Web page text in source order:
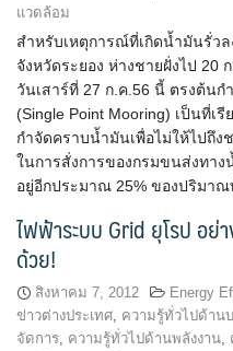
แวดล้อม
สำหรับเหตุการณ์ที่เกิดน้ำมันรั่วล
จังหวัดระยอง ห่างชายฝั่งไป 20
วันเสาร์ที่ 27 ก.ค.56 นี้ ตรงต้นก
(Single Point Mooring) เป็นที่เ
กำจัดคราบน้ำมันเพื่อไม่ให้ไปถึ
ในการสั่งการของกรมขนส่งทาง
อยู่อีกประมาณ 25% ของปริมา
ไฟฟ้าระบบ Grid ยุโรป อย่
ด้วย!
สิงหาคม 7, 2012 Energy
ข่าวต่างประเทศ, ความรู้ทั่วไปด้าน
จัดการ, ความรู้ทั่วไปด้านพลังงาน,